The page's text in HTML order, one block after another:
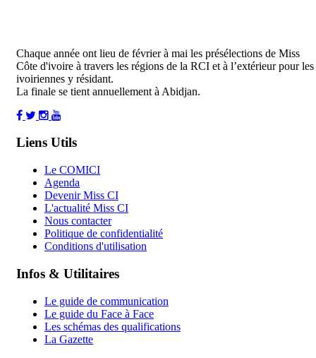
Chaque année ont lieu de février à mai les présélections de Miss
Côte d'ivoire à travers les régions de la RCI et à l’extérieur pour les
ivoiriennes y résidant.
La finale se tient annuellement à Abidjan.
Liens Utils
Le COMICI
Agenda
Devenir Miss CI
L'actualité Miss CI
Nous contacter
Politique de confidentialité
Conditions d'utilisation
Infos & Utilitaires
Le guide de communication
Le guide du Face à Face
Les schémas des qualifications
La Gazette